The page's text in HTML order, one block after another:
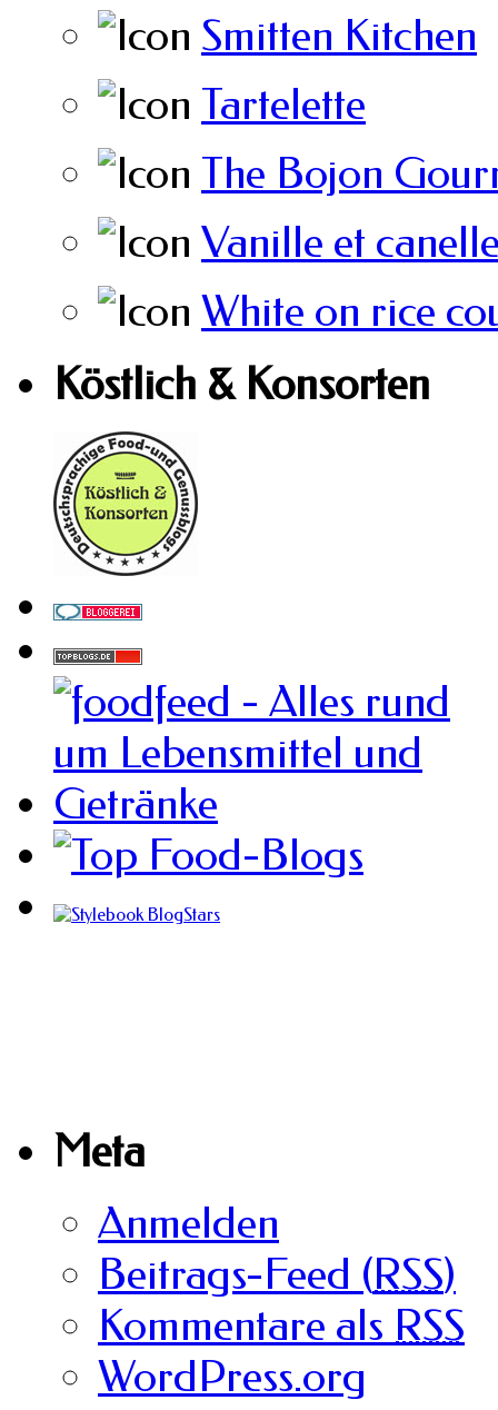
Smitten Kitchen
Tartelette
The Bojon
Vanille et
White on rice
Köstlich & Konsorten
Meta
Anmelden
Beitrags-Feed (RSS)
Kommentare als RSS
WordPress.org